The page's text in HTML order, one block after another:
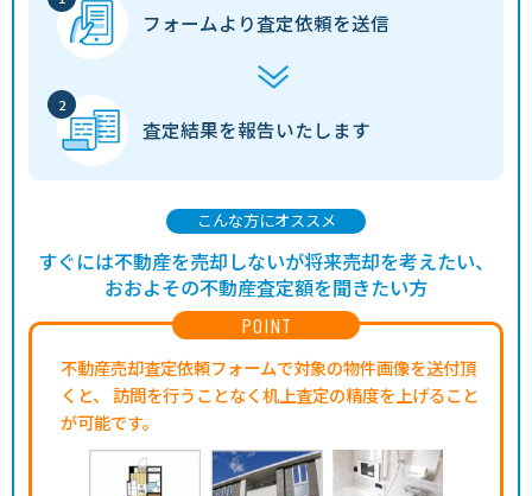
フォームより査定依頼を送信
査定結果を報告いたします
POINT
不動産売却査定依頼フォームで対象の物件画像を送付頂
くと、
訪問を行うことなく机上査定の精度を上げること
が可能です。
こんな方にオススメ
すぐには不動産を売却しないが将来売却を考えたい、
おおよその不動産査定額を聞きたい方